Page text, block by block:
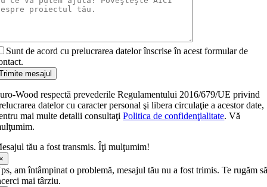
Sunt de acord cu prelucrarea datelor înscrise în acest formular de
mesajul
Wood respectă prevederile Regulamentului 2016/679/UE privind
datelor cu caracter personal şi libera circulaţie a acestor date,
mai multe detalii consultaţiPolitica de confidenţialitate. Vă
tău a fost transmis. Îţi mulţumim!
am întâmpinat o problemă, mesajul tău nu a fost trimis. Te rugăm
mai târziu.